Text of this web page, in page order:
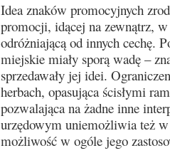
Idea znaków promocyjnych
promocji, idącej na zewnątrz,
odróżniającą od innych cechę.
miejskie miały sporą wadę –
sprzedawały jej idei.
herbach, opasująca ścisłymi
pozwalająca na żadne inne
urzędowym uniemożliwia też
możliwość w ogóle jego